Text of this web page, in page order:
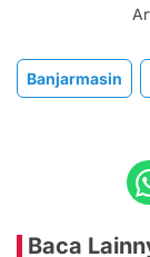
Banjarmasin
Baca